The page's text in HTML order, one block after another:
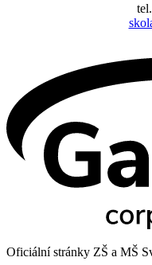
Oficiální stránky ZŠ a MŠ